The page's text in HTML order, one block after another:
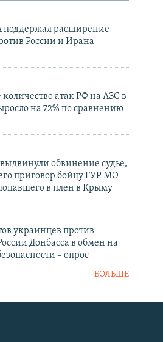
расширение
России и Ирана
количество атак РФ на АЗС в
на 72% по сравнению
обвинение судье,
приговор бойцу ГУР МО
в плен в Крыму
украинцев против
Донбасса в обмен на
– опрос
БОЛЬШЕ